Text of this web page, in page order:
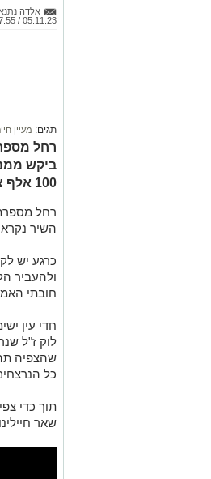
אלדה
05.11.23 / 17:55
תגים: מעיין
רחל
ביקש
100 אלף צפיות"
רחל
השיר
חובתי
חדי עין
לוק ז"ל
שהצפיה
כל
תוך כדי
שאר